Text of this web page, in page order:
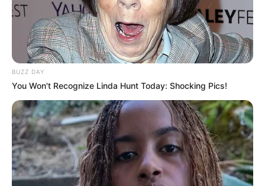
Kewarganegaraannya adalah Indonesia.
Cantik, muda, dan berbakat rasanya tepat memggambarkan
sosoknya. Dengan segudang prestasi yang ia miliki, ia tetap
menjadi pribadi yang rendah hati dan terus mau belajar.
TAGS AKTRIS ANDI ANNISA IASYAH MODEL SELEBRITI INDONESIA
BUZZ DAY
You Won't Recognize Linda Hunt Today: Shocking Pics!